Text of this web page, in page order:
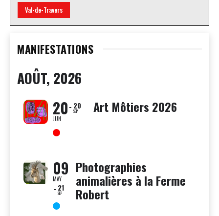
Val-de-Travers
MANIFESTATIONS
AOÛT, 2026
20
JUN
20
SEP Art Môtiers 2026
09
MAY
21
SEP
Photographies
animalières à la Ferme
Robert